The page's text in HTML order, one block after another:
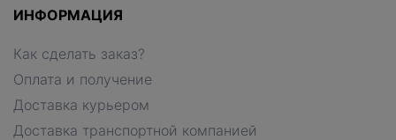
ИНФОРМАЦИЯ
Как сделать заказ?
Оплата и получение
Доставка курьером
Доставка транспортной компанией